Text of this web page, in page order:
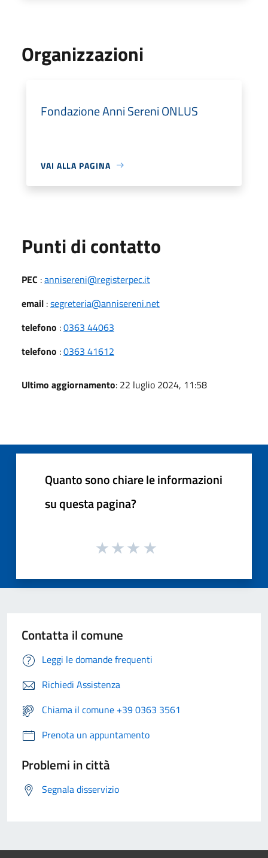
Organizzazioni
Fondazione Anni Sereni ONLUS
VAI ALLA PAGINA
Punti di contatto
PEC :annisereni@registerpec.it
email :segreteria@annisereni.net
telefono :0363 44063
telefono :0363 41612
Ultimo aggiornamento: 22 luglio 2024, 11:58
Quanto sono chiare le informazioni
su questa pagina?
Contatta il comune
Leggi le domande frequenti
Richiedi Assistenza
Chiama il comune +39 0363 3561
Prenota un appuntamento
Problemi in città
Segnala disservizio